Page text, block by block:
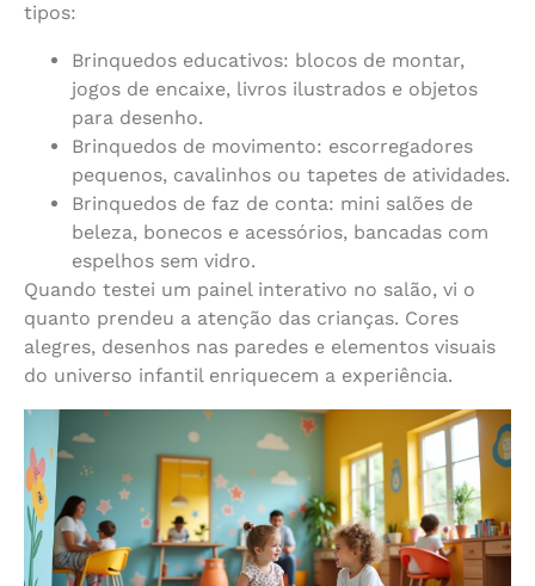
tipos:
Brinquedos educativos: blocos de montar,
jogos de encaixe, livros ilustrados e objetos
para desenho.
Brinquedos de movimento: escorregadores
pequenos, cavalinhos ou tapetes de atividades.
Brinquedos de faz de conta: mini salões de
beleza, bonecos e acessórios, bancadas com
espelhos sem vidro.
Quando testei um painel interativo no salão, vi o
quanto prendeu a atenção das crianças. Cores
alegres, desenhos nas paredes e elementos visuais
do universo infantil enriquecem a experiência.